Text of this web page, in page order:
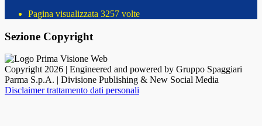
Pagina visualizzata 3257 volte
Sezione Copyright
Copyright 2026 | Engineered and powered by Gruppo Spaggiari
Parma S.p.A. | Divisione Publishing & New Social Media
Disclaimer trattamento dati personali